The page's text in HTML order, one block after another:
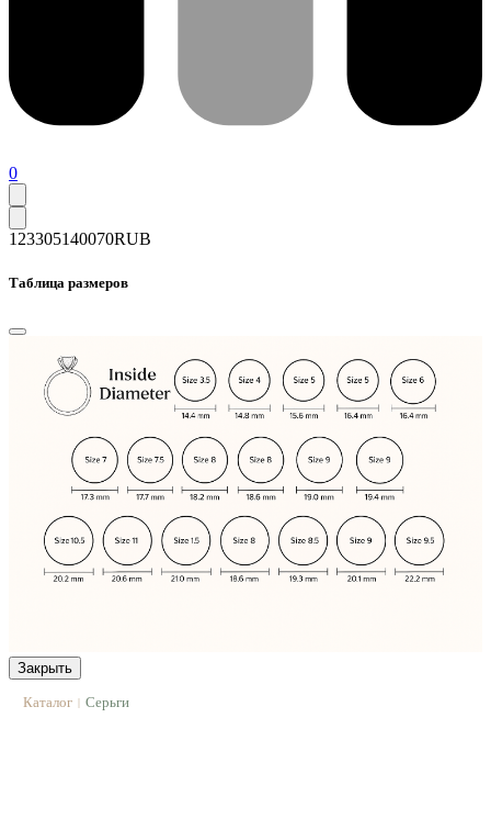
0
123305140070RUB
Таблица размеров
Закрыть
Каталог | Серьги